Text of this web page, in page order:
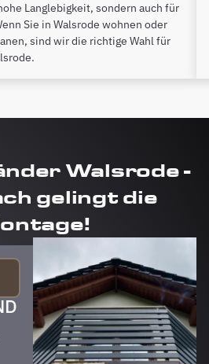
Langlebigkeit, sondern auch für
Sie in Walsrode wohnen oder
sind wir die richtige Wahl für
Walsrode -
gelingt die